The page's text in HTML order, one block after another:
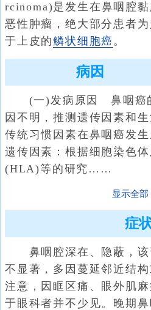
rcinoma)是发生在鼻咽腔黏
恶性肿瘤，绝大部分患者为
于上皮的鳞状细胞癌 。
病因
(一)发病原因 鼻咽癌
因不明，推测遗传因素和生
传统习惯因素在鼻咽癌发生
遗传因素：根据细胞染色
(HLA)等的研究……
显示全部
症
鼻咽腔深在、隐蔽，该
不显著，多因蔓延邻近结
注意，因眶区痛、眼外肌
于眼科者并不少见。晚期